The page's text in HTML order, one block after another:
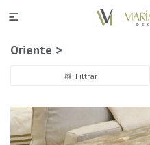

Oriente >